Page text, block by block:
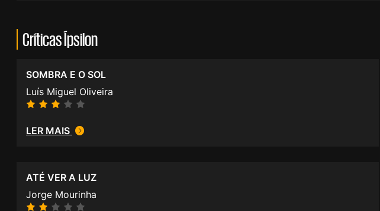
Críticas Ípsilon
SOMBRA E O SOL
Luís Miguel Oliveira
LER MAIS
ATÉ VER A LUZ
Jorge Mourinha